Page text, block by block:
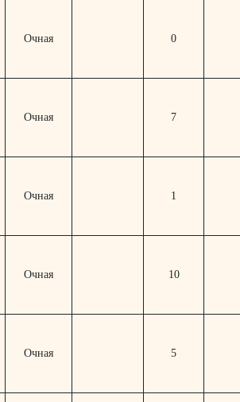
Очная 0
Очная 7
Очная 1
Очная 10
Очная 5